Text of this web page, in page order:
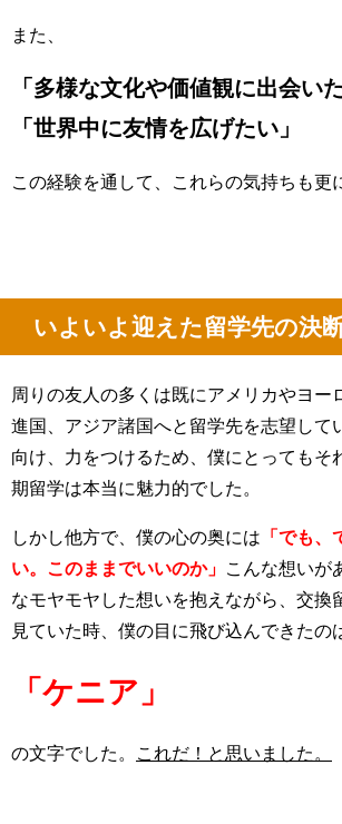
また、
「多様な文化や価値観に出会いた
「世界中に友情を広げたい」
この経験を通して、これらの気持ちも更
いよいよ迎えた留学先の決
周りの友人の多くは既にアメリカやヨー
進国、アジア諸国へと留学先を志望して
向け、力をつけるため、僕にとってもそ
期留学は本当に魅力的でした。
しかし他方で、僕の心の奥には 「でも、
い。このままでいいのか」
こんな想いが
なモヤモヤした想いを抱えながら、交換
見ていた時、僕の目に飛び込んできたの
「ケニア」
の文字でした。 これだ！と思いました。